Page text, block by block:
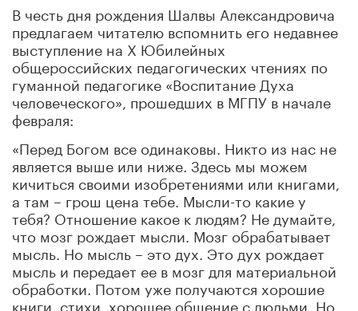
В честь дня рождения Шалвы Александровича
предлагаем читателю вспомнить его недавнее
выступление на X Юбилейных
общероссийских педагогических чтениях по
гуманной педагогике «Воспитание Духа
человеческого», прошедших в МГПУ в начале
февраля:
«Перед Богом все одинаковы. Никто из нас не
является выше или ниже. Здесь мы можем
кичиться своими изобретениями или книгами,
а там – грош цена тебе. Мысли-то какие у
тебя? Отношение какое к людям? Не думайте,
что мозг рождает мысли. Мозг обрабатывает
мысль. Но мысль – это дух. Это дух рождает
мысль и передает ее в мозг для материальной
обработки. Потом уже получаются хорошие
книги, стихи, хорошее общение с людьми. Но